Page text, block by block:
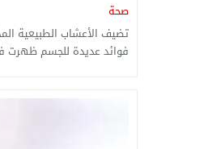
صحة
تضيف الأعشاب الطبيعية
فوائد عديدة للجسم ظهرت